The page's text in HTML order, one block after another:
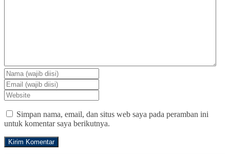
Simpan nama, email, dan situs web saya pada peramban ini
untuk komentar saya berikutnya.